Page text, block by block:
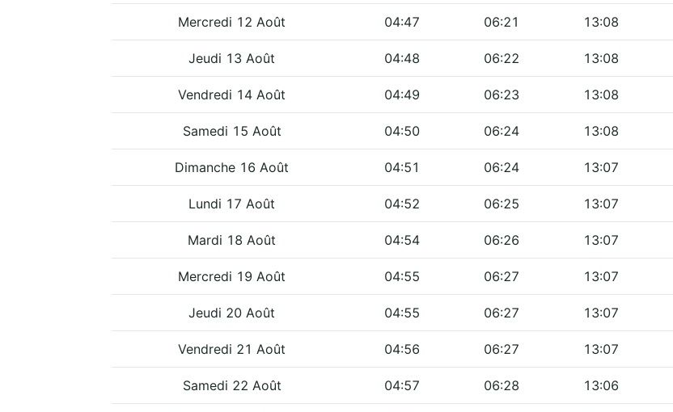
Mercredi 12 Août 04:47 06:21 13:08
Jeudi 13 Août 04:48 06:22 13:08
Vendredi 14 Août 04:49 06:23 13:08
Samedi 15 Août 04:50 06:24 13:08
Dimanche 16 Août 04:51 06:24 13:07
Lundi 17 Août 04:52 06:25 13:07
Mardi 18 Août 04:54 06:26 13:07
Mercredi 19 Août 04:55 06:27 13:07
Jeudi 20 Août 04:55 06:27 13:07
Vendredi 21 Août 04:56 06:27 13:07
Samedi 22 Août 04:57 06:28 13:06